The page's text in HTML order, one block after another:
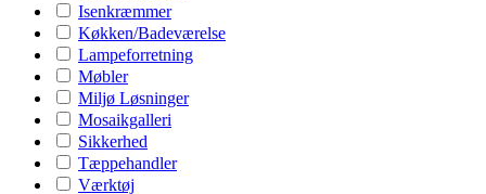
Isenkræmmer
Køkken/Badeværelse
Lampeforretning
Møbler
Miljø Løsninger
Mosaikgalleri
Sikkerhed
Tæppehandler
Værktøj